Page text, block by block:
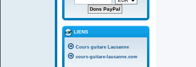
LIENS
Cours guitare Lausanne
cours-guitare-lausanne.com